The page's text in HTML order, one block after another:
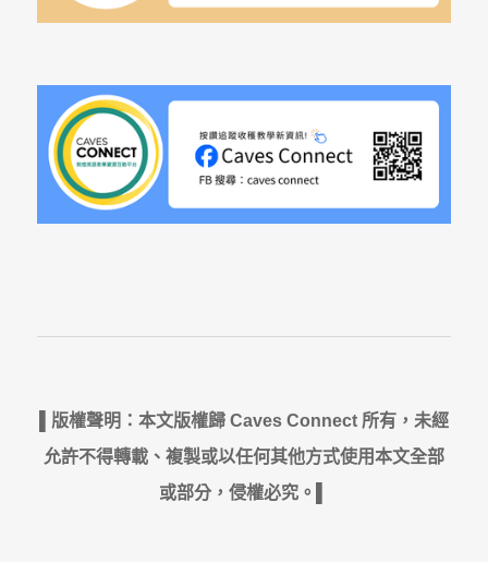
▌版權聲明：本文版權歸 Caves Connect 所有，未經
允許不得轉載、複製或以任何其他方式使用本文全部
或部分，侵權必究。▌